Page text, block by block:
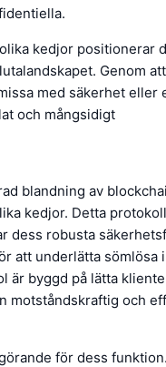
kedjor positionerar
Genom
med säkerhet eller
och mångsidigt
blandning av
kedjor. Detta
dess robusta
att underlätta sömlösa
är byggd på lätta
motståndskraftig och
för dess